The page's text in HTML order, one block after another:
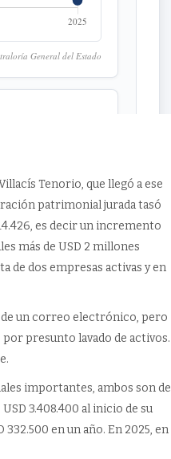
Tenorio, que llegó a ese
patrimonial jurada tasó
es decir un incremento
más de USD 2 millones
de dos empresas activas y en
de un correo electrónico, pero
presunto lavado de activos.
importantes, ambos son de
3.408.400 al inicio de su
en un año. En 2025, en